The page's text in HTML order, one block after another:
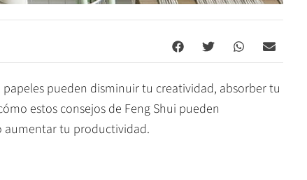
pueden disminuir tu creatividad, absorber tu
estos consejos de Feng Shui pueden
aumentar tu productividad.